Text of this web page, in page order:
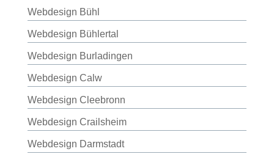
Webdesign Bühl
Webdesign Bühlertal
Webdesign Burladingen
Webdesign Calw
Webdesign Cleebronn
Webdesign Crailsheim
Webdesign Darmstadt